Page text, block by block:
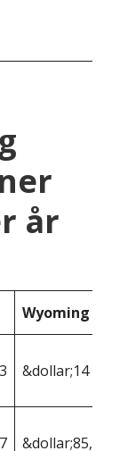
år
Wyoming
&dollar;14 768
&dollar;85,232